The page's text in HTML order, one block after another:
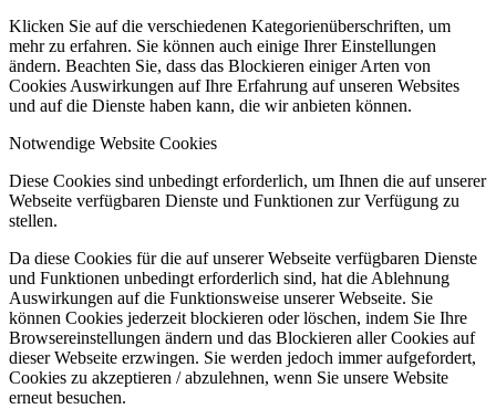
Klicken Sie auf die verschiedenen Kategorienüberschriften, um
mehr zu erfahren. Sie können auch einige Ihrer Einstellungen
ändern. Beachten Sie, dass das Blockieren einiger Arten von
Cookies Auswirkungen auf Ihre Erfahrung auf unseren Websites
und auf die Dienste haben kann, die wir anbieten können.
Notwendige Website Cookies
Diese Cookies sind unbedingt erforderlich, um Ihnen die auf unserer
Webseite verfügbaren Dienste und Funktionen zur Verfügung zu
stellen.
Da diese Cookies für die auf unserer Webseite verfügbaren Dienste
und Funktionen unbedingt erforderlich sind, hat die Ablehnung
Auswirkungen auf die Funktionsweise unserer Webseite. Sie
können Cookies jederzeit blockieren oder löschen, indem Sie Ihre
Browsereinstellungen ändern und das Blockieren aller Cookies auf
dieser Webseite erzwingen. Sie werden jedoch immer aufgefordert,
Cookies zu akzeptieren / abzulehnen, wenn Sie unsere Website
erneut besuchen.